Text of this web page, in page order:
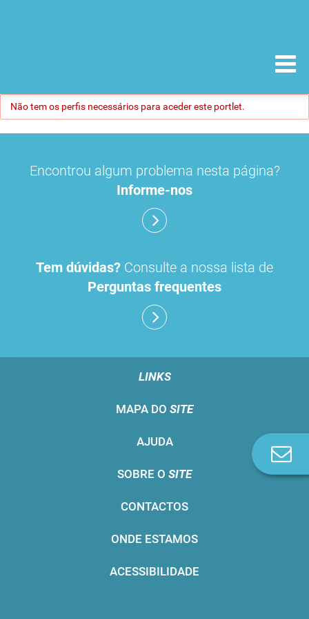
Não tem os perfis necessários para aceder este portlet.
Encontrou algum problema nesta página?
Informe-nos
Tem dúvidas? Consulte a nossa lista de
Perguntas frequentes
LINKS
MAPA DO SITE
AJUDA
SOBRE O SITE
CONTACTOS
ONDE ESTAMOS
ACESSIBILIDADE